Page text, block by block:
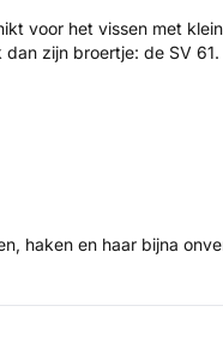
voor het vissen met
zijn broertje: de SV 61.
haken en haar bijna